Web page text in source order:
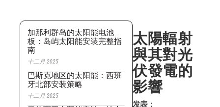
加那利群岛的太阳能电池
板：岛屿太阳能安装完整指
南
十二月 2025
巴斯克地区的太阳能：西班
牙北部安装策略
十二月 2025
太陽輻射
與其對光
伏發電的
影響
发表：